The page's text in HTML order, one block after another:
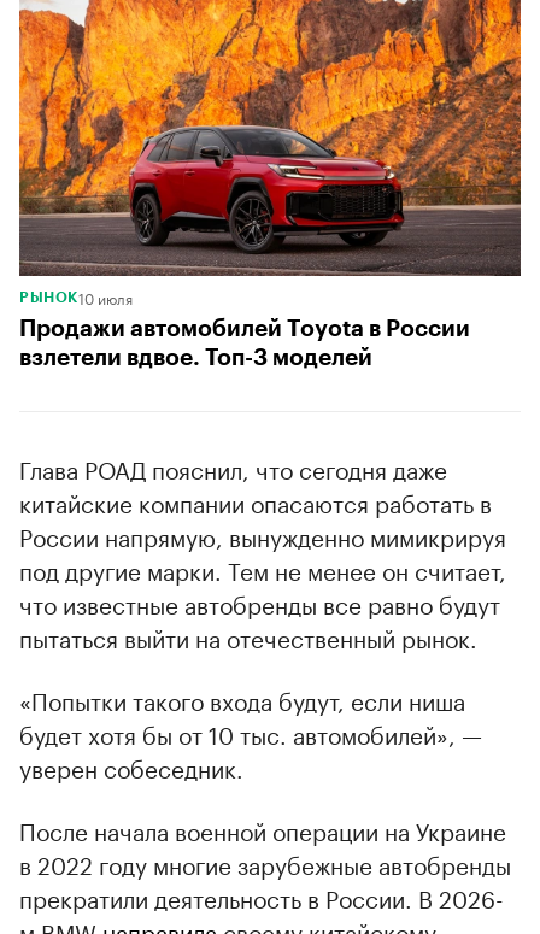
РЫНОК10 июля
Продажи автомобилей Toyota в России
взлетели вдвое. Топ-3 моделей
Глава РОАД пояснил, что сегодня даже
китайские компании опасаются работать в
России напрямую, вынужденно мимикрируя
под другие марки. Тем не менее он считает,
что известные автобренды все равно будут
пытаться выйти на отечественный рынок.
«Попытки такого входа будут, если ниша
будет хотя бы от 10 тыс. автомобилей», —
уверен собеседник.
После начала военной операции на Украине
в 2022 году многие зарубежные автобренды
прекратили деятельность в России. В 2026-